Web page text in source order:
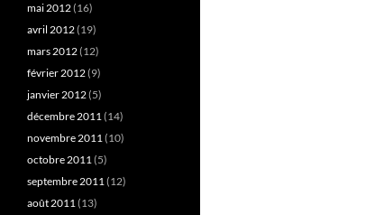
mai 2012(16)
avril 2012(19)
mars 2012(12)
février 2012(9)
janvier 2012(5)
décembre 2011(14)
novembre 2011(10)
octobre 2011(5)
septembre 2011(12)
août 2011(13)